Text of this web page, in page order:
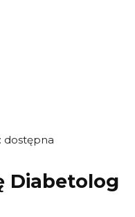
dostępna
Diabetolog